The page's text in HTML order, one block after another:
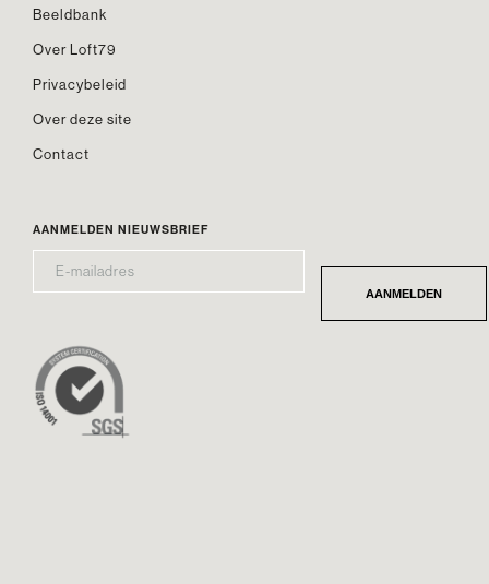
Beeldbank
Over Loft79
Privacybeleid
Over deze site
Contact
AANMELDEN NIEUWSBRIEF
MAILADRES* AANMELDEN